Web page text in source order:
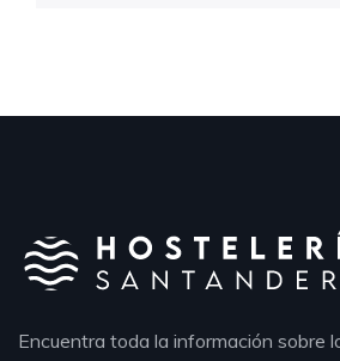
Encuentra toda la información sobre